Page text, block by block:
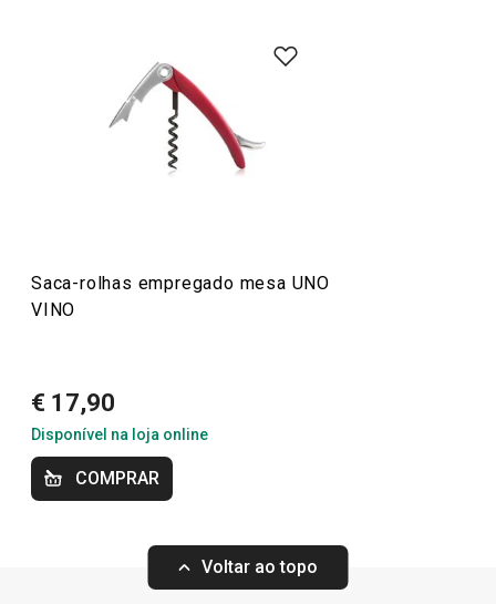
a experiência do vinho. Oferecendo uma vasta gama de
acessórios, incluindo copos, decanters, saca-rolhas,
vertedores e arejadores de vinho, todos com um design
sofisticado e funcional. Além disso, encontra soluções
para guardar e conservar vinhos, como garrafeiras e
Utensílios de Cozinha Virais
Especial Dia do Pai
Saca-rolhas empregado mesa UNO
VINO
€ 17,90
Disponível na loja online
COMPRAR
Voltar ao topo